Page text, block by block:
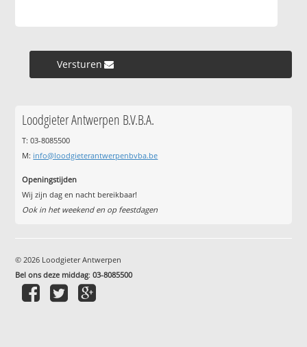
Versturen »
Loodgieter Antwerpen B.V.B.A.
T: 03-8085500
M: info@loodgieterantwerpenbvba.be
Openingstijden
Wij zijn dag en nacht bereikbaar!
Ook in het weekend en op feestdagen
© 2026 Loodgieter Antwerpen
Bel ons deze middag:03-8085500